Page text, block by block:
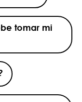
tomar mi